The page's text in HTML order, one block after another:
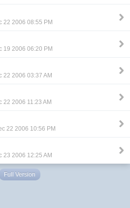
22 2006 08:55 PM
19 2006 06:20 PM
22 2006 03:37 AM
22 2006 11:23 AM
22 2006 10:56 PM
23 2006 12:25 AM
Full Version